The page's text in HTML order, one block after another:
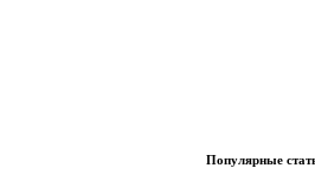
Популярные